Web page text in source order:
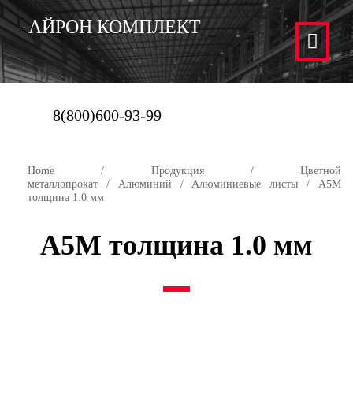
АЙРОН КОМПЛЕКТ
8(800)600-93-99
Home / Продукция/ Цветной
металлопрокат / Алюминий /Алюминиевые листы / А5М
толщина 1.0 мм
А5М толщина 1.0 мм